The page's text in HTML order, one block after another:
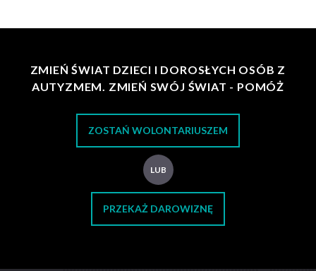
ZMIEŃ ŚWIAT DZIECI I DOROSŁYCH OSÓB Z
AUTYZMEM. ZMIEŃ SWÓJ ŚWIAT - POMÓŻ
ZOSTAŃ WOLONTARIUSZEM
LUB
PRZEKAŻ DAROWIZNĘ